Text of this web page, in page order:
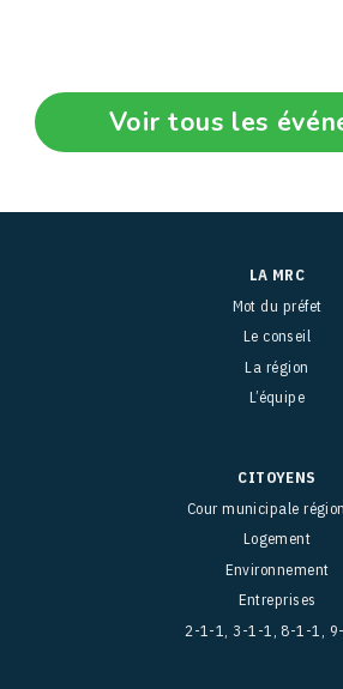
Voir tous les
LA MRC
Mot du préfet
Le conseil
La région
L’équipe
CITOYENS
Cour municipale
Logement
Environnement
Entreprises
2-1-1, 3-1-1, 8-1-1,